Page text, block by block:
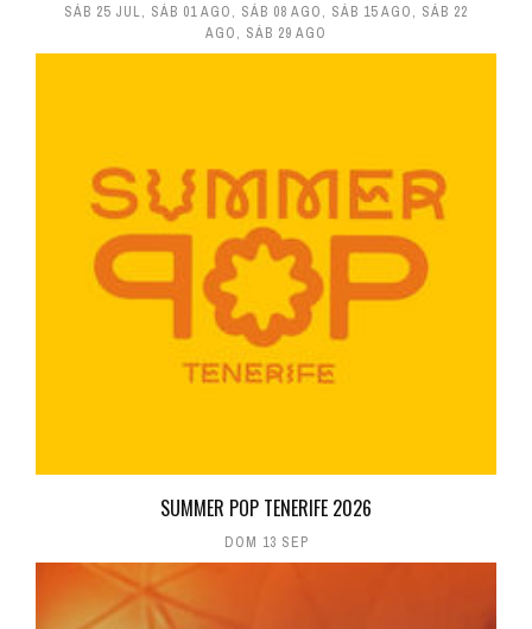
SÁB 25 JUL, SÁB 01 AGO, SÁB 08 AGO, SÁB 15 AGO, SÁB 22
AGO, SÁB 29 AGO
SUMMER POP TENERIFE 2026
DOM 13 SEP